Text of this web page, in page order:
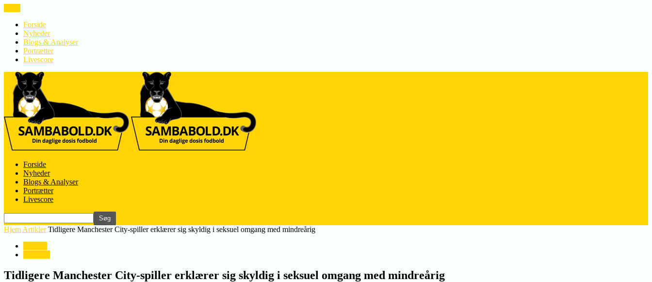
Forside
Nyheder
Blogs & Analyser
Portrætter
Livescore
Forside
Nyheder
Blogs & Analyser
Portrætter
Livescore
Hjem Artikler Tidligere Manchester City-spiller erklærer sig skyldig i seksuel omgang med mindreårig
Tidligere Manchester City-spiller erklærer sig skyldig i seksuel omgang med mindreårig